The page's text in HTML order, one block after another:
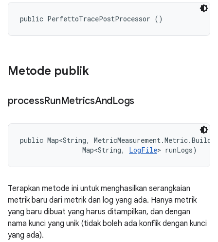
public PerfettoTracePostProcessor ()
Metode publik
processRunMetricsAndLogs
public Map<String,
                Map<String,
LogFile> runLogs)
Terapkan metode ini untuk menghasilkan serangkaian
metrik baru dari metrik dan log yang ada. Hanya metrik
yang baru dibuat yang harus ditampilkan, dan dengan
nama kunci yang unik (tidak boleh ada konflik dengan kunci
yang ada).